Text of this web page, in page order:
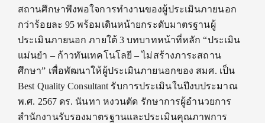
สถานศึกษาพึงพอใจการทำงานของผู้ประเมินภายนอก
กว่าร้อยละ 95 พร้อมเดินหน้ายกระดับมาตรฐานผู้
ประเมินภายนอก ภายใต้ 3 บทบาทหน้าที่หลัก “ประเมิน
แม่นยำ – ก้าวทันเทคโนโลยี – ไม่สร้างภาระสถาน
ศึกษา” เพื่อพัฒนาให้ผู้ประเมินภายนอกของ สมศ. เป็น
Best Quality Consultant รับการประเมินในปีงบประมาณ
พ.ศ. 2567 ดร. นันทา หงวนตัด รักษาการผู้อำนวยการ
สำนักงานรับรองมาตรฐานและประเมินคุณภาพการ